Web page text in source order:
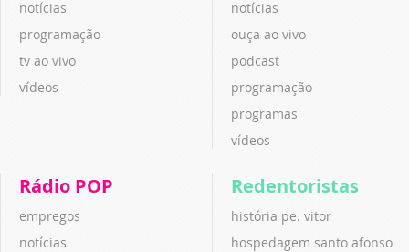
notícias
programação
tv ao vivo
vídeos
notícias
ouça ao vivo
podcast
programação
programas
vídeos
Rádio POP
empregos
notícias
Redentoristas
história pe. vitor
hospedagem santo afonso